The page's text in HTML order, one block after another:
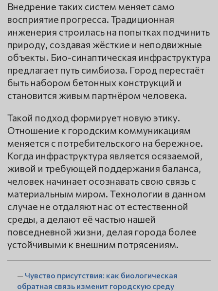
Внедрение таких систем меняет само
восприятие прогресса. Традиционная
инженерия строилась на попытках подчинить
природу, создавая жёсткие и неподвижные
объекты. Био-синаптическая инфраструктура
предлагает путь симбиоза. Город перестаёт
быть набором бетонных конструкций и
становится живым партнёром человека.
Такой подход формирует новую этику.
Отношение к городским коммуникациям
меняется с потребительского на бережное.
Когда инфраструктура является осязаемой,
живой и требующей поддержания баланса,
человек начинает осознавать свою связь с
материальным миром. Технологии в данном
случае не отдаляют нас от естественной
среды, а делают её частью нашей
повседневной жизни, делая города более
устойчивыми к внешним потрясениям.
— Чувство присутствия: как биологическая
обратная связь изменит городскую среду